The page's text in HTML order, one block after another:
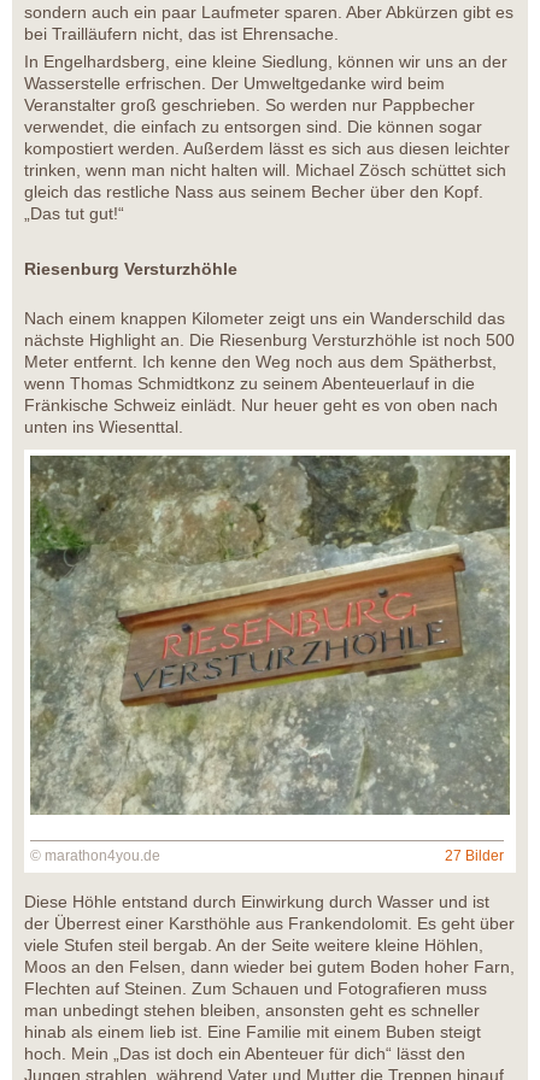
sondern auch ein paar Laufmeter sparen. Aber Abkürzen gibt es
bei Trailläufern nicht, das ist Ehrensache.
In Engelhardsberg, eine kleine Siedlung, können wir uns an der
Wasserstelle erfrischen. Der Umweltgedanke wird beim
Veranstalter groß geschrieben. So werden nur Pappbecher
verwendet, die einfach zu entsorgen sind. Die können sogar
kompostiert werden. Außerdem lässt es sich aus diesen leichter
trinken, wenn man nicht halten will. Michael Zösch schüttet sich
gleich das restliche Nass aus seinem Becher über den Kopf.
„Das tut gut!“
Riesenburg Versturzhöhle
Nach einem knappen Kilometer zeigt uns ein Wanderschild das
nächste Highlight an. Die Riesenburg Versturzhöhle ist noch 500
Meter entfernt. Ich kenne den Weg noch aus dem Spätherbst,
wenn Thomas Schmidtkonz zu seinem Abenteuerlauf in die
Fränkische Schweiz einlädt. Nur heuer geht es von oben nach
unten ins Wiesenttal.
© marathon4you.de 27 Bilder
Diese Höhle entstand durch Einwirkung durch Wasser und ist
der Überrest einer Karsthöhle aus Frankendolomit. Es geht über
viele Stufen steil bergab. An der Seite weitere kleine Höhlen,
Moos an den Felsen, dann wieder bei gutem Boden hoher Farn,
Flechten auf Steinen. Zum Schauen und Fotografieren muss
man unbedingt stehen bleiben, ansonsten geht es schneller
hinab als einem lieb ist. Eine Familie mit einem Buben steigt
hoch. Mein „Das ist doch ein Abenteuer für dich“ lässt den
Jungen strahlen, während Vater und Mutter die Treppen hinauf